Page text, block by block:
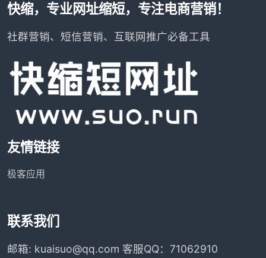
快缩，专业网址缩短，专注电商营销！
社群营销、短信营销、互联网推广必备工具
友情链接
极客应用
联系我们
邮箱: kuaisuo@qq.com 客服QQ：71062910